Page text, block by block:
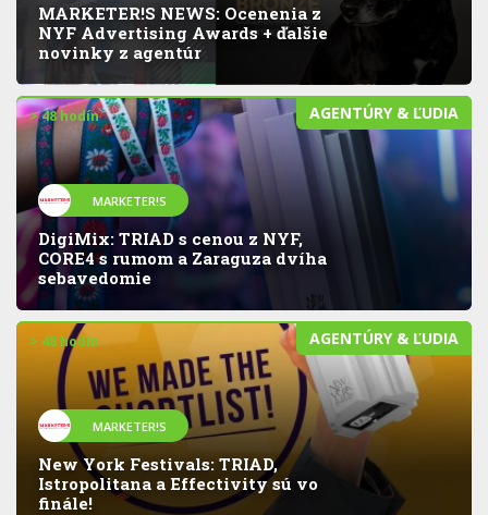
MARKETER!S NEWS: Ocenenia z
NYF Advertising Awards + ďalšie
novinky z agentúr
AGENTÚRY & ĽUDIA
> 48 hodín
MARKETER!S
DigiMix: TRIAD s cenou z NYF,
CORE4 s rumom a Zaraguza dvíha
sebavedomie
AGENTÚRY & ĽUDIA
> 48 hodín
MARKETER!S
New York Festivals: TRIAD,
Istropolitana a Effectivity sú vo
finále!